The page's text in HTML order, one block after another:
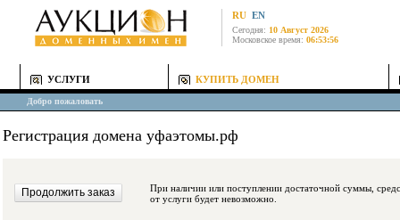
RU EN
Сегодня: 10 Август 2026
Московское время: 06:53:56
УСЛУГИ КУПИТЬ ДОМЕН
Добро пожаловать
Регистрация домена уфаэтомы.рф
При наличии или поступлении достаточной суммы, средства будут
от услуги будет невозможно.